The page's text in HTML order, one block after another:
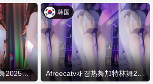
BJ雷英超短加特林热舞20250621舞蹈剪辑
韩国